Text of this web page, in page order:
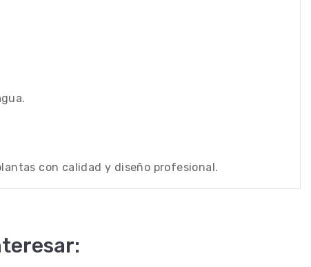
con calidad y diseño profesional.